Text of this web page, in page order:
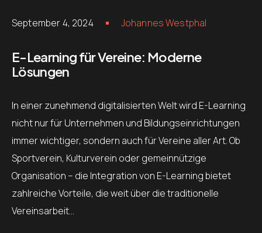
September 4, 2024 Johannes Westphal
E-Learning für Vereine: Moderne
Lösungen
In einer zunehmend digitalisierten Welt wird E-Learning
nicht nur für Unternehmen und Bildungseinrichtungen
immer wichtiger, sondern auch für Vereine aller Art. Ob
Sportverein, Kulturverein oder gemeinnützige
Organisation – die Integration von E-Learning bietet
zahlreiche Vorteile, die weit über die traditionelle
Vereinsarbeit…